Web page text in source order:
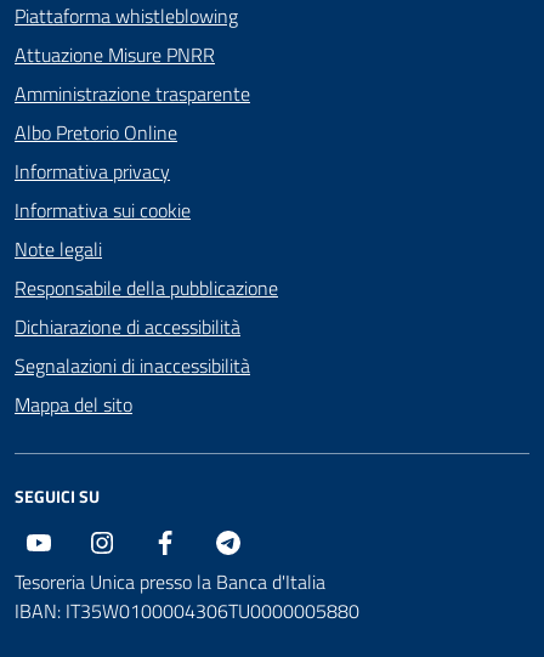
Piattaforma whistleblowing
Attuazione Misure PNRR
Amministrazione trasparente
Albo Pretorio Online
Informativa privacy
Informativa sui cookie
Note legali
Responsabile della pubblicazione
Dichiarazione di accessibilità
Segnalazioni di inaccessibilità
Mappa del sito
SEGUICI SU
Youtube Instagram Facebook
Tesoreria Unica presso la Banca d'Italia
IBAN: IT35W0100004306TU0000005880